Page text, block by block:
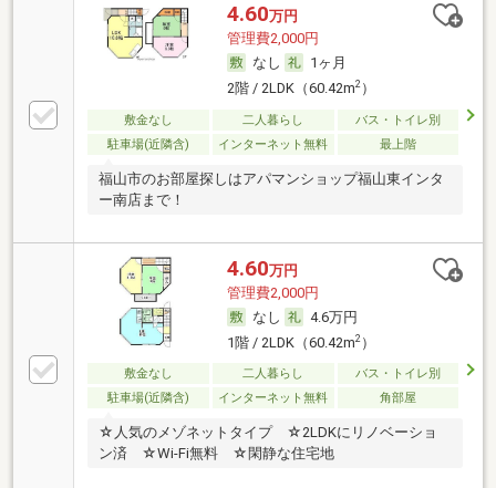
4.60万円
管理費2,000円
なし
1ヶ月
2階 / 2LDK（60.42m2）
敷金なし 二人暮らし
バス・トイレ別
駐車場(近隣含)
インターネット無料 最上階
福山市のお部屋探しはアパマンショップ福山東インタ
ー南店まで！
4.60万円
管理費2,000円
なし
4.6万円
1階 / 2LDK（60.42m2）
敷金なし 二人暮らし
バス・トイレ別
駐車場(近隣含)
インターネット無料 角部屋
☆人気のメゾネットタイプ ☆2LDKにリノベーショ
ン済 ☆Wi-Fi無料 ☆閑静な住宅地